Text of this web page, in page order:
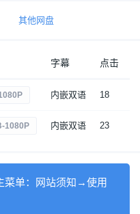
其他网盘
字幕 点击
内嵌双语 18
1080P 内嵌双语 23
菜单：网站须知→使用